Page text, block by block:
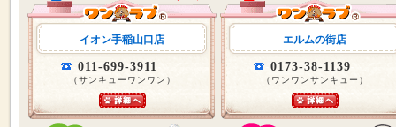
イオン手稲山口店
011-699-3911
（サンキューワンワン）
エルムの街店
0173-38-1139
（ワンワンサンキュー）